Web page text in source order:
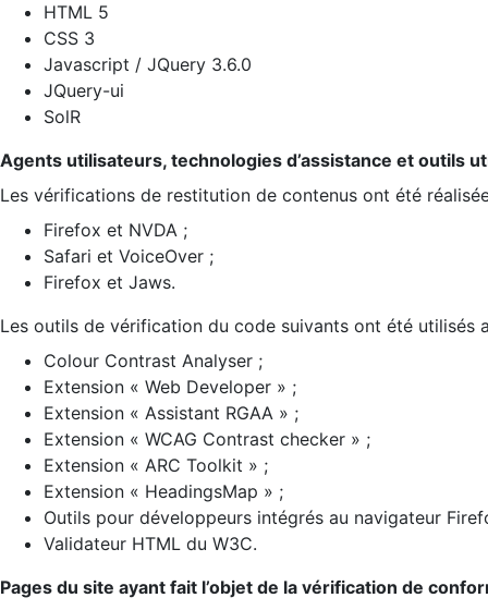
HTML 5
CSS 3
Javascript / JQuery 3.6.0
JQuery-ui
SolR
Agents utilisateurs, technologies d’assistance et outils
Les vérifications de restitution de contenus ont été
Firefox et NVDA ;
Safari et VoiceOver ;
Firefox et Jaws.
Les outils de vérification du code suivants ont été utilisés
Colour Contrast Analyser ;
Extension « Web Developer » ;
Extension « Assistant RGAA » ;
Extension « WCAG Contrast checker » ;
Extension « ARC Toolkit » ;
Extension « HeadingsMap » ;
Outils pour développeurs intégrés au navigateur
Validateur HTML du W3C.
Pages du site ayant fait l’objet de la vérification de